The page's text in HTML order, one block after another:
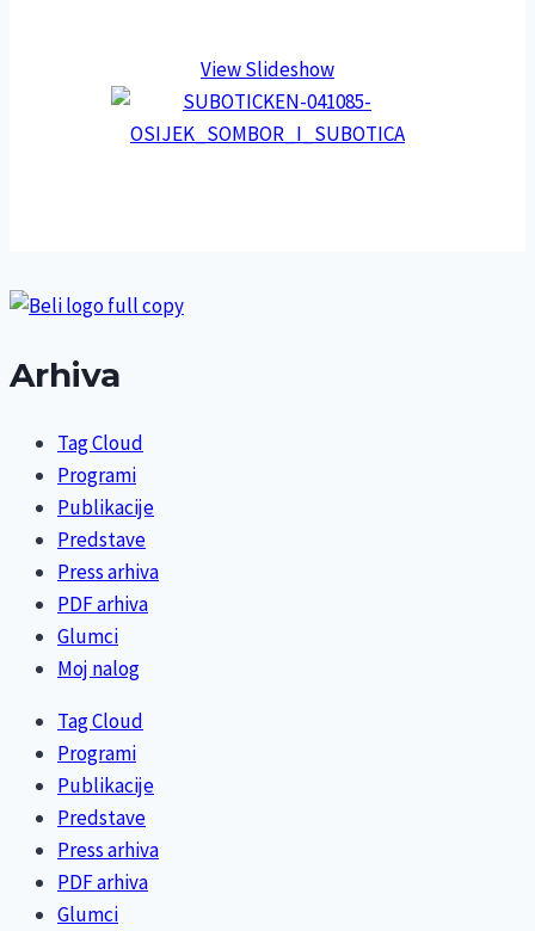
View Slideshow
Arhiva
Tag Cloud
Programi
Publikacije
Predstave
Press arhiva
PDF arhiva
Glumci
Moj nalog
Tag Cloud
Programi
Publikacije
Predstave
Press arhiva
PDF arhiva
Glumci